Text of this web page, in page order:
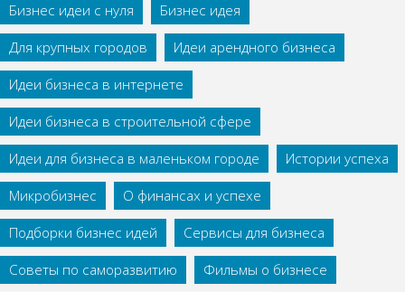
Бизнес идеи с нуля
Бизнес идея
Для крупных городов
Идеи арендного бизнеса
Идеи бизнеса в интернете
Идеи бизнеса в строительной сфере
Идеи для бизнеса в маленьком городе
Истории успеха
Микробизнес
О финансах и успехе
Подборки бизнес идей
Сервисы для бизнеса
Советы по саморазвитию
Фильмы о бизнесе